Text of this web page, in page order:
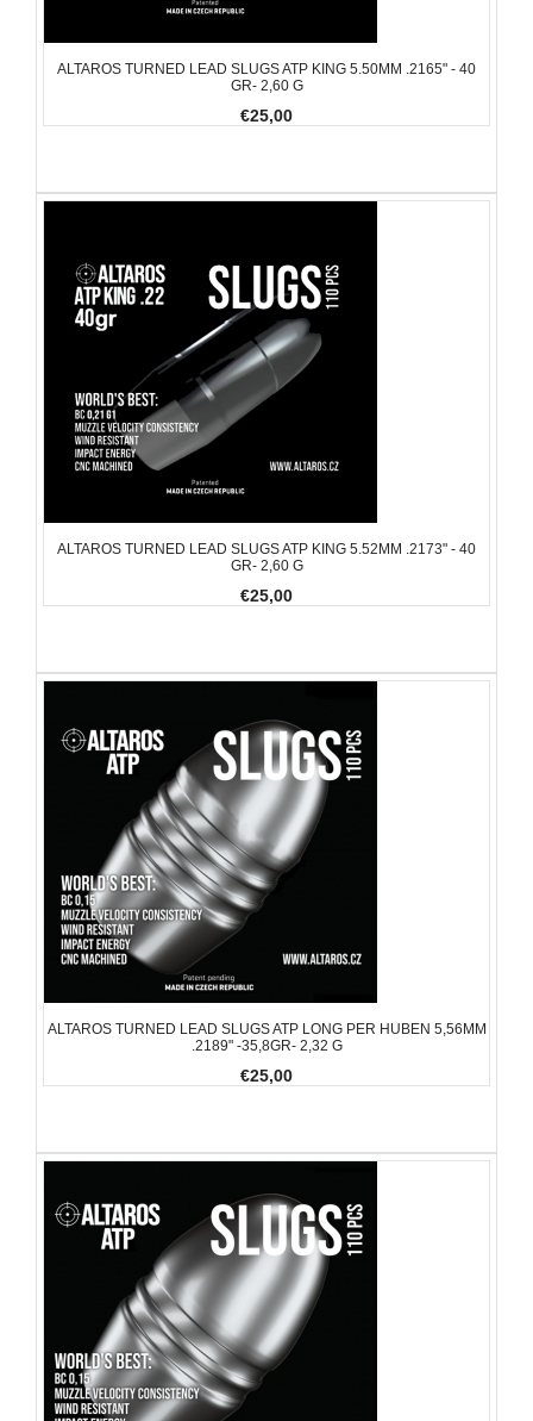
ALTAROS TURNED LEAD SLUGS ATP KING 5.50MM .2165" - 40
GR- 2,60 G
€25,00
ALTAROS TURNED LEAD SLUGS ATP KING 5.52MM .2173" - 40
GR- 2,60 G
€25,00
ALTAROS TURNED LEAD SLUGS ATP LONG PER HUBEN 5,56MM
.2189" -35,8GR- 2,32 G
€25,00